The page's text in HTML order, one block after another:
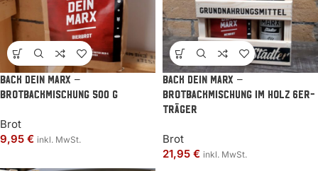
BACK DEIN MARX –
Brotbackmischung 500 g
Brot
9,95 € inkl. MwSt.
BACK DEIN MARX –
Brotbackmischung im Holz 6er-
Träger
Brot
21,95 € inkl. MwSt.